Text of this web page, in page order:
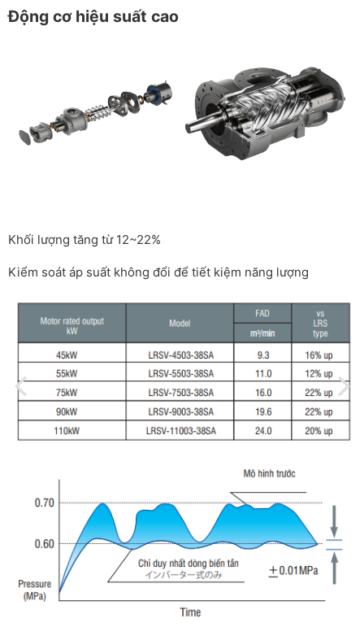
Động cơ hiệu suất cao
Khối lượng tăng từ 12~22%
Kiểm soát áp suất không đổi để tiết kiệm năng lượng